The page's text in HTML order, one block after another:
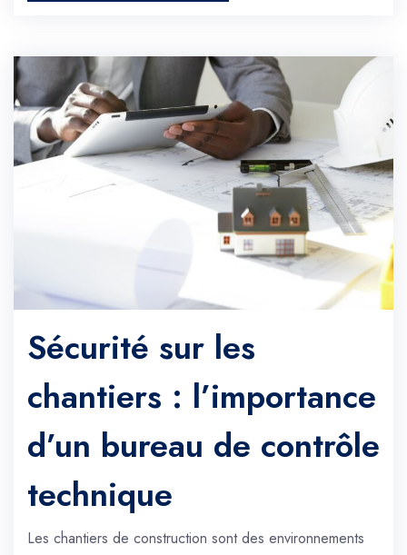
Sécurité sur les
chantiers : l’importance
d’un bureau de contrôle
technique
Les chantiers de construction sont des environnements